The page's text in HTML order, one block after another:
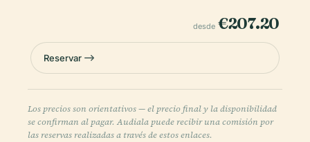
desde €207.20
Reservar
Los precios son orientativos — el precio final y la disponibilidad
se confirman al pagar. Audiala puede recibir una comisión por
las reservas realizadas a través de estos enlaces.